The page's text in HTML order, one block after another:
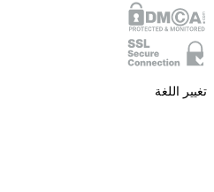
تغيير اللغة